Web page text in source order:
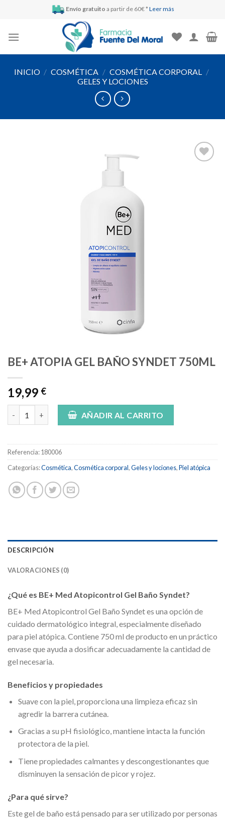
Envío gratuito a partir de 60€ * Leer más
INICIO / COSMÉTICA / COSMÉTICA CORPORAL /
GELES Y LOCIONES
BE+ ATOPIA GEL BAÑO SYNDET 750ML
19,99 €
BE+ ATOPIA GEL BAÑO SYNDET 750ML cantidad
AÑADIR AL CARRITO
Referencia:180006
Categorías:Cosmética,Cosmética corporal,Geles y lociones,Piel atópica
DESCRIPCIÓN
VALORACIONES (0)
¿Qué es BE+ Med Atopicontrol Gel Baño Syndet?
BE+ Med Atopicontrol Gel Baño Syndet es una opción de
cuidado dermatológico integral, especialmente diseñado
para piel atópica. Contiene 750 ml de producto en un práctico
envase que ayuda a dosificar adecuadamente la cantidad de
gel necesaria.
Beneficios y propiedades
Suave con la piel, proporciona una limpieza eficaz sin
agredir la barrera cutánea.
Gracias a su pH fisiológico, mantiene intacta la función
protectora de la piel.
Tiene propiedades calmantes y descongestionantes que
disminuyen la sensación de picor y rojez.
¿Para qué sirve?
Este gel de baño está pensado para ser utilizado por personas